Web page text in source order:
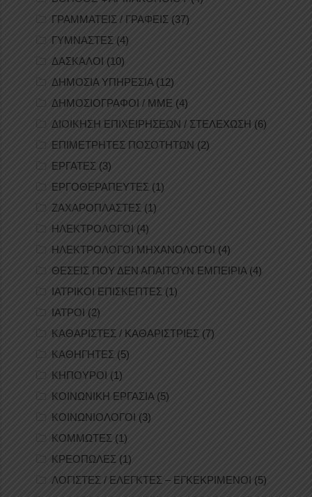
ΓΡΑΜΜΑΤΕΙΣ / ΓΡΑΦΕΙΣ (37)
ΓΥΜΝΑΣΤΕΣ (4)
ΔΑΣΚΑΛΟΙ (10)
ΔΗΜΟΣΙΑ ΥΠΗΡΕΣΙΑ(12)
ΔΗΜΟΣΙΟΓΡΑΦΟΙ / ΜΜΕ (4)
ΔΙΟΙΚΗΣΗ ΕΠΙΧΕΙΡΗΣΕΩΝ / ΣΤΕΛΕΧΩΣΗ (6)
ΕΠΙΜΕΤΡΗΤΕΣ ΠΟΣΟΤΗΤΩΝ (2)
ΕΡΓΑΤΕΣ (3)
ΕΡΓΟΘΕΡΑΠΕΥΤΕΣ (1)
ΖΑΧΑΡΟΠΛΑΣΤΕΣ (1)
ΗΛΕΚΤΡΟΛΟΓΟΙ (4)
ΗΛΕΚΤΡΟΛΟΓΟΙ ΜΗΧΑΝΟΛΟΓΟΙ (4)
ΘΕΣΕΙΣ ΠΟΥ ΔΕΝ ΑΠΑΙΤΟΥΝ ΕΜΠΕΙΡΙΑ (4)
ΙΑΤΡΙΚΟΙ ΕΠΙΣΚΕΠΤΕΣ (1)
ΙΑΤΡΟΙ (2)
ΚΑΘΑΡΙΣΤΕΣ / ΚΑΘΑΡΙΣΤΡΙΕΣ (7)
ΚΑΘΗΓΗΤΕΣ (5)
ΚΗΠΟΥΡΟΙ (1)
ΚΟΙΝΩΝΙΚΗ ΕΡΓΑΣΙΑ(5)
ΚΟΙΝΩΝΙΟΛΟΓΟΙ (3)
ΚΟΜΜΩΤΕΣ (1)
ΚΡΕΟΠΩΛΕΣ (1)
ΛΟΓΙΣΤΕΣ / ΕΛΕΓΚΤΕΣ – ΕΓΚΕΚΡΙΜΕΝΟΙ (5)